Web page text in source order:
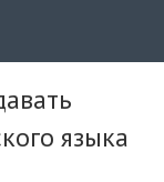
языка